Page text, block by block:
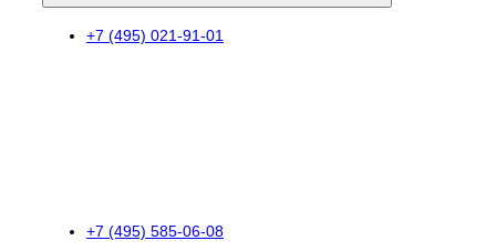
+7 (495) 021-91-01
+7 (495) 585-06-08